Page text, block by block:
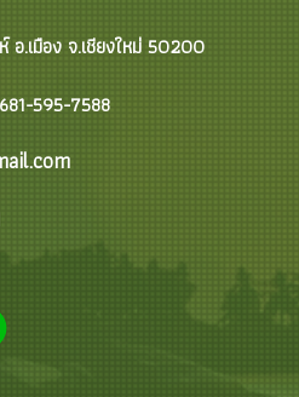
อ.เมือง จ.เชียงใหม่ 50200
595-7588